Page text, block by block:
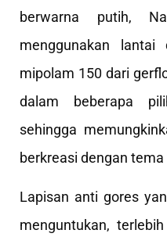
berwarna putih,
menggunakan
mipolam 150 dari
dalam beberapa
sehingga
berkreasi dengan
Lapisan anti gores
menguntukan,